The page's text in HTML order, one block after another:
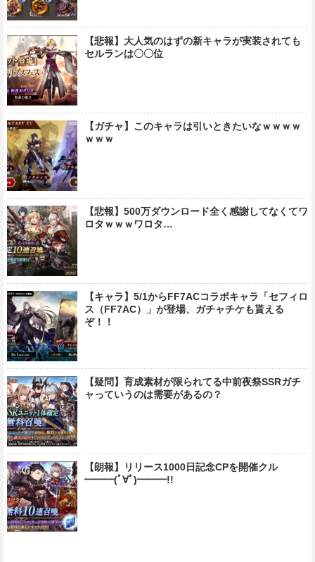
【悲報】大人気のはずの新キャラが実装されても
セルランは〇〇位
【ガチャ】このキャラは引いときたいなｗｗｗｗ
ｗｗｗ
【悲報】500万ダウンロード全く感謝してなくてワ
ロタｗｗｗワロタ…
【キャラ】5/1からFF7ACコラボキャラ「セフィロ
ス（FF7AC）」が登場、ガチャチケも貰える
ぞ！！
【疑問】育成素材が限られてる中前夜祭SSRガチ
ャっていうのは需要があるの？
【朗報】リリース1000日記念CPを開催クル
━━━(ﾟ∀ﾟ)━━━!!